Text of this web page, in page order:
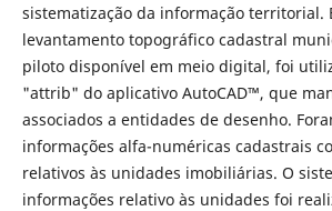
sistematização da informação territorial.
levantamento topográfico cadastral
piloto disponível em meio digital, foi
"attrib" do aplicativo AutoCAD™, que
associados a entidades de desenho.
informações alfa-numéricas cadastrais
relativos às unidades imobiliárias. O
informações relativo às unidades foi